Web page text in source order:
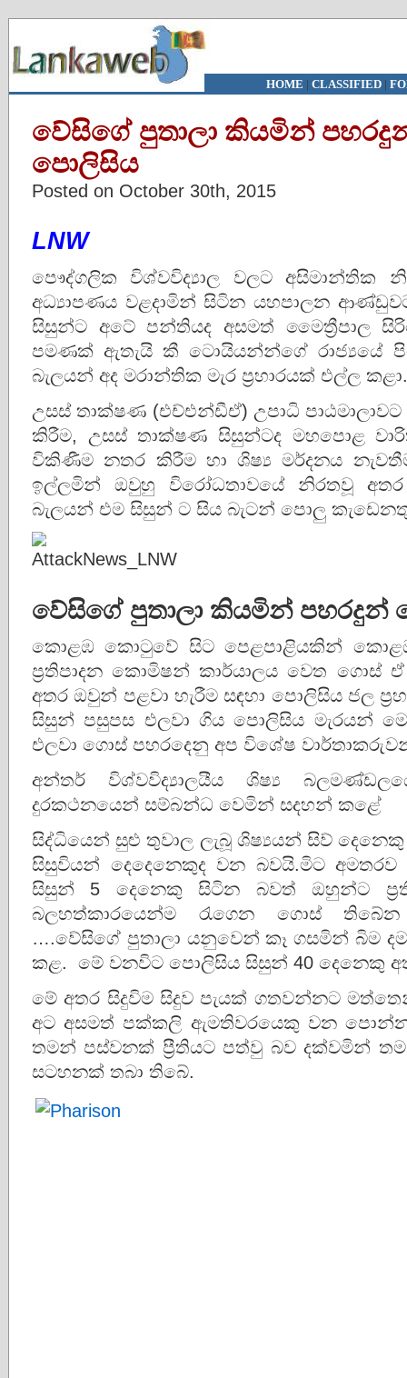
HOME | CLASSIFIED|
වේසිගේ පුතාලා කියමින්
පොලිසිය
Posted on October 30th, 2015
LNW
පෞද්ගලික විශ්වවිද්‍යාල වලට අසිමාන්තික
අධ්‍යාපණය වළදාමින් සිටින යහපාලන
සිසුන්ට අටේ පන්තියද අසමත් මෛත්‍රීපාල
පමණක් ඇතැයි කී ටොයියන්න්ගේ රාජ්‍යයේ
බැලයන් අද මරාන්තික මැර ප්‍රහාරයක් එල්ල කළා.
උසස් තාක්ෂණ (එච්එන්ඩීඒ) උපාධි
කිරීම, උසස් තාක්ෂණ සිසුන්ටද මහපොළ
විකිණීම නතර කිරීම හා ශිෂ්‍ය මර්දනය
ඉල්ලමින් ඔවුහු විරෝධතාවයේ නිරතවූ
බැලයන් එම සිසුන් ට සිය බැටන් පොලු
වේසිගේ පුතාලා කියමින් පහරදුන්
කොළඹ කොටුවේ සිට පෙළපාළියකින් කොළඹ
ප්‍රතිපාදන කොමිෂන් කාර්යාලය වෙත ගොස්
අතර ඔවුන් පළවා හැරීම සඳහා පොලිසිය ජල
සිසුන් පසුපස එලවා ගිය පොලිසිය මැරයන්
එලවා ගොස් පහරදෙනු අප විශේෂ
අන්තර් විශ්වවිද්‍යාලයීය ශිෂ්‍ය
දුරකථනයෙන් සම්බන්ධ වෙමින් සදහන් කළේ
සිද්ධියෙන් සුළු තුවාල ලැබූ ශිෂ්‍යයන් සිව්
සිසුවියන් දෙදෙනෙකුද වන බවයි.මිට
සිසුන් 5 දෙනෙකු සිටින බවත් ඔහුන්ට
බලහත්කාරයෙන්ම රැගෙන ගොස්
….වේසිගේ පුතාලා යනුවෙන් කෑ ගසමින් බිම
කළ. මේ වනවිට පොලිසිය සිසුන් 40 දෙනෙකු
මේ අතර සිදුවිම සිදුව පැයක් ගතවන්නට
අට අසමත් පක්කලි ඇමතිවරයෙකු වන පොන්න
තමන් පස්වනක් ප්‍රීතියට පත්වු බව දක්වමින්
සටහනක් තබා තිබේ.